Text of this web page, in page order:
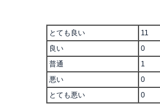
とても良い
11
良い
0
普通
1
悪い
0
とても悪い
0